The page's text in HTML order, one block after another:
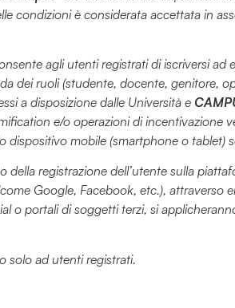
condizioni è considerata accettata in
agli utenti registrati di iscriversi ad
dei ruoli (studente, docente, genitore,
a disposizione dalle Università e
e/o operazioni di incentivazione
dispositivo mobile (smartphone o tablet)
della registrazione dell’utente sulla
Google, Facebook, etc.),
o portali di soggetti terzi, si
solo ad utenti registrati.